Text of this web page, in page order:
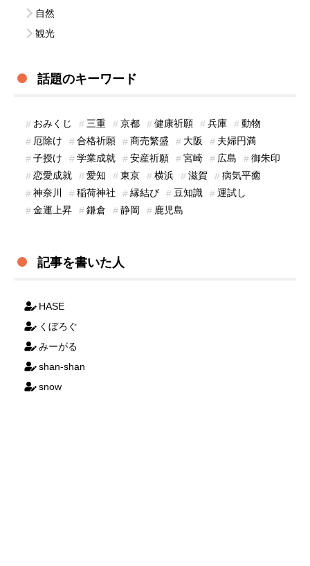
自然
観光
話題のキーワード
おみくじ 三重 京都 健康祈願 兵庫
動物
厄除け
合格祈願 商売繁盛 大阪
夫婦円満
子授け
学業成就 安産祈願 宮崎 広島
御朱印
恋愛成就
愛知 東京 横浜 滋賀
病気平癒
神奈川
稲荷神社 縁結び 豆知識
運試し
金運上昇
鎌倉 静岡 鹿児島
記事を書いた人
HASE
くぼろぐ
みーがる
shan-shan
snow